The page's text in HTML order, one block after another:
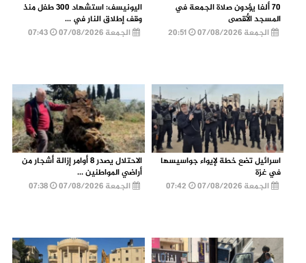
70 ألفا يؤدون صلاة الجمعة في
المسجد الأقصى
الجمعة 07/08/2026
اليونيسف: استشهاد 300 طفل منذ
وقف إطلاق النار في ...
الجمعة 07/08/2026
07:43
اسرائيل تضع خطة لإيواء جواسيسها
في غزة
الجمعة 07/08/2026
الاحتلال يصدر 8 أوامر إزالة أشجار من
أراضي المواطنين ...
الجمعة 07/08/2026
07:38